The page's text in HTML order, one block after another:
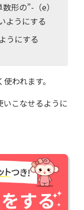
形の”-（e）
ようにする
うにする
われます。
いこなせるように